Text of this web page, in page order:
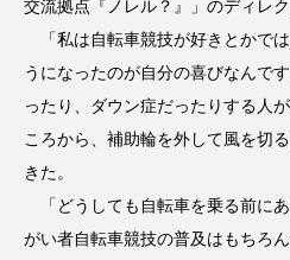
交流拠点『ノレル？』」のディレ
「私は自転車競技が好きとかで
うになったのが自分の喜びなんで
ったり、ダウン症だったりする人
ころから、補助輪を外して風を切
きた。
「どうしても自転車を乗る前に
がい者自転車競技の普及はもちろ